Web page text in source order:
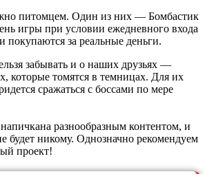
питомцем. Один из них — Бомбастик
игры при условии ежедневного входа
за реальные деньги.
забывать и о наших друзьях —
которые томятся в темницах. Для их
сражаться с боссами по мере
разнообразным контентом, и
будет никому. Однозначно рекомендуем
проект!